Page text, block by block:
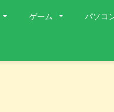
ゲーム パソコ